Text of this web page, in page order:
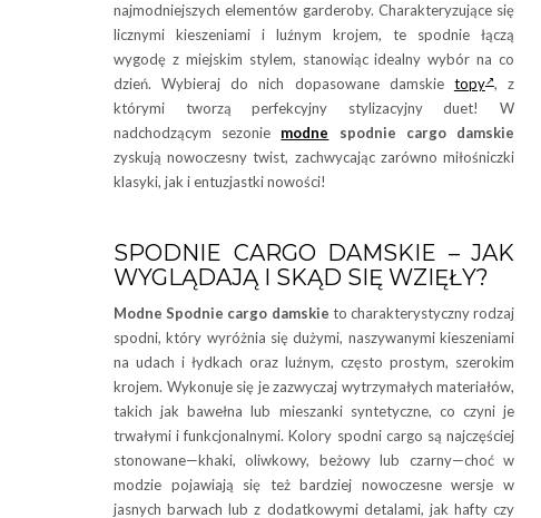
najmodniejszych elementów garderoby. Charakteryzujące się
licznymi kieszeniami i luźnym krojem, te spodnie łączą
wygodę z miejskim stylem, stanowiąc idealny wybór na co
dzień. Wybieraj do nich dopasowane damskie topy , z
którymi tworzą perfekcyjny stylizacyjny duet! W
nadchodzącym sezonie modne spodnie cargo damskie
zyskują nowoczesny twist, zachwycając zarówno miłośniczki
klasyki, jak i entuzjastki nowości!
SPODNIE CARGO DAMSKIE – JAK
WYGLĄDAJĄ I SKĄD SIĘ WZIĘŁY?
Modne Spodnie cargo damskie to charakterystyczny rodzaj
spodni, który wyróżnia się dużymi, naszywanymi kieszeniami
na udach i łydkach oraz luźnym, często prostym, szerokim
krojem. Wykonuje się je zazwyczaj wytrzymałych materiałów,
takich jak bawełna lub mieszanki syntetyczne, co czyni je
trwałymi i funkcjonalnymi. Kolory spodni cargo są najczęściej
stonowane—khaki, oliwkowy, beżowy lub czarny—choć w
modzie pojawiają się też bardziej nowoczesne wersje w
jasnych barwach lub z dodatkowymi detalami, jak hafty czy